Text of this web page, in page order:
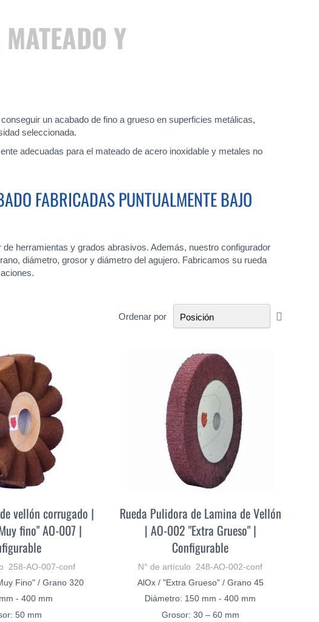
Y
un acabado de fino a grueso en superficies metálicas,
seleccionada.
adecuadas para el mateado de acero inoxidable y metales no
FABRICADAS PUNTUALMENTE BAJO
herramientas y grados abrasivos. Además, nuestro configurador
diámetro, grosor y diámetro del agujero. Fabricamos su rueda
Ordenar por
vellón corrugado |
fino" AO-007 |
258-AO-007-conf
Fino" / Grano 320
- 400 mm
50 mm
Rueda Pulidora de Lamina de Vellón
| AO-002 "Extra Grueso" |
Configurable
N° de artículo 248-AO-002-conf
AlOx / "Extra Grueso" / Grano 45
Diámetro: 150 mm - 400 mm
Grosor: 30 – 60 mm